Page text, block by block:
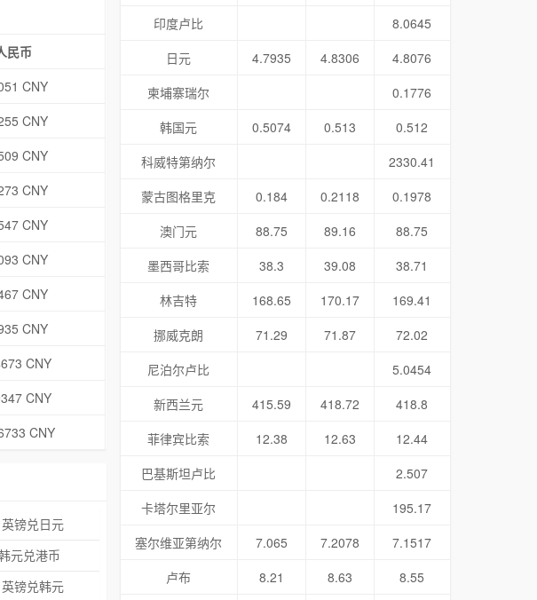
民币
CNY
CNY
CNY
CNY
CNY
CNY
CNY
CNY
CNY
CNY
CNY
镑兑日元
元兑港币
镑兑韩元
印度卢比
8.0645
日元
4.7935 4.8306
4.8076
柬埔寨瑞尔
0.1776
韩国元
0.5074 0.513
0.512
科威特第纳尔
2330.41
蒙古图格里克
0.184 0.2118
0.1978
澳门元
88.75 89.16
88.75
墨西哥比索
38.3 39.08
38.71
林吉特
168.65 170.17
169.41
挪威克朗
71.29 71.87
72.02
尼泊尔卢比
5.0454
新西兰元
415.59 418.72
418.8
菲律宾比索
12.38 12.63
12.44
巴基斯坦卢比
2.507
卡塔尔里亚尔
195.17
塞尔维亚第纳尔
7.065 7.2078
7.1517
卢布
8.21 8.63
8.55